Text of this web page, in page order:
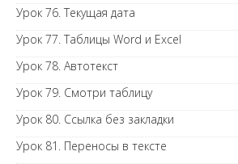
Урок 76. Текущая дата
Урок 77. Таблицы Word и Excel
Урок 78. Автотекст
Урок 79. Смотри таблицу
Урок 80. Ссылка без закладки
Урок 81. Переносы в тексте